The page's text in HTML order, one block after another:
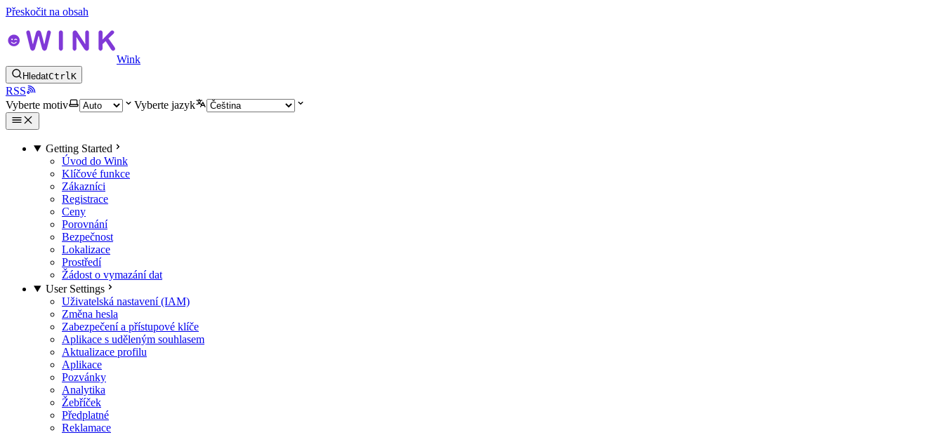
Přeskočit na obsah
Wink
HledatCtrlK
RSS
Vyberte motiv
Vyberte jazyk
Getting Started
Úvod do Wink
Klíčové funkce
Zákazníci
Registrace
Ceny
Porovnání
Bezpečnost
Lokalizace
Prostředí
Žádost o vymazání dat
User Settings
Uživatelská nastavení (IAM)
Změna hesla
Zabezpečení a přístupové klíče
Aplikace s uděleným souhlasem
Aktualizace profilu
Aplikace
Pozvánky
Analytika
Žebříček
Předplatné
Reklamace